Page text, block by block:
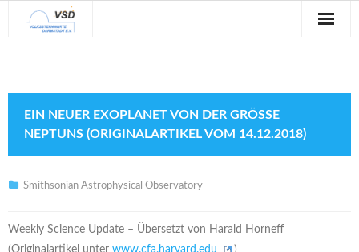
Veranstaltungen
Verein
EIN NEUER EXOPLANET VON DER GRÖSSE N
EPTUNS (ORIGINALARTIKEL VOM 14.12.2018)
Smithsonian Astrophysical Observatory
Weekly Science Update – Übersetzt von Harald Horneff
(Originalartikel unter www.cfa.harvard.edu )